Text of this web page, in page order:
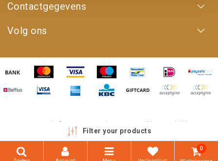
Contactgegevens
Volg ons
Copyright © 2026 - 4WD Shop | Powered by emarkable
Filter your products
0